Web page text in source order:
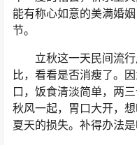
能有称心如意的美满婚
节。
立秋这一天民间流行
比，看看是否消瘦了。
口，饭食清淡简单，两
秋风一起，胃口大开，
夏天的损失。补得办法